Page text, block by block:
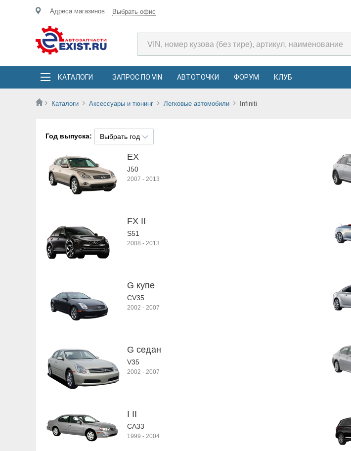
Адреса магазинов Выбрать офис
КАТАЛОГИ ЗАПРОС ПО VIN АВТОТОЧКИ ФОРУМ КЛУБ
Каталоги Аксессуары и тюнинг Легковые автомобили Infiniti
Год выпуска: Выбрать год
EX
J50
2007 - 2013
FX II
S51
2008 - 2013
G купе
CV35
2002 - 2007
G седан
V35
2002 - 2007
I II
CA33
1999 - 2004